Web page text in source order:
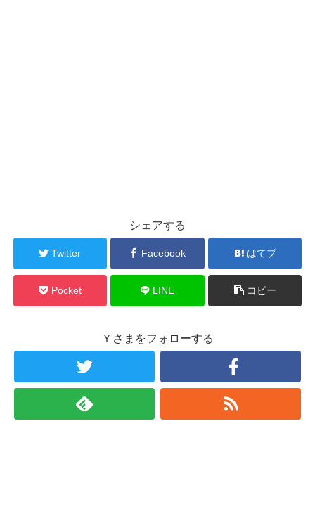
シェアする
Twitter Facebook はてブ
Pocket LINE コピー
Ｙさまをフォローする